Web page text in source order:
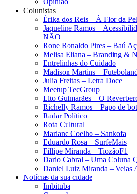
Colunistas
Érika dos Reis​ – À Flor da
Jaqueline Ramos –
NÃO
Rone Ronaldo Pires – Baú
Melisa Eliana – Branding &
Entrelinhas do Cuidado
Madison Martins –
Julia Freitas​ – Letra Doce
Meetup TecGroup
Lito Guimarães – O
Richelly Ramos​ – Papo de
Radar Político
Rota Cultural
Mariane Coelho – Sankofa
Eduardo Rosa​ – SurfeMais
Fillipe Miranda – TiozãoF1
Dario Cabral – Uma Coluna
Daniel Luiz Miranda – Veias
Notícias da sua cidade
Imbituba